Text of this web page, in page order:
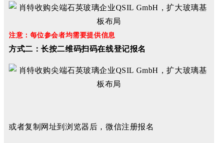
注意：每位参会者均需要提供信息
方式二：长按二维码扫码在线登记报名
或者复制网址到浏览器后，微信注册报名